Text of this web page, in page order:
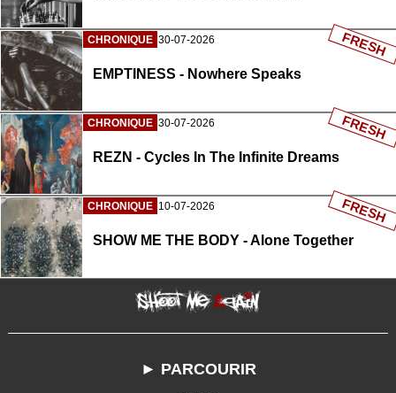
CHRONIQUE 30-07-2026
EMPTINESS - Nowhere Speaks
FRESH
CHRONIQUE 30-07-2026
REZN - Cycles In The Infinite Dreams
FRESH
CHRONIQUE 10-07-2026
SHOW ME THE BODY - Alone Together
FRESH
► PARCOURIR